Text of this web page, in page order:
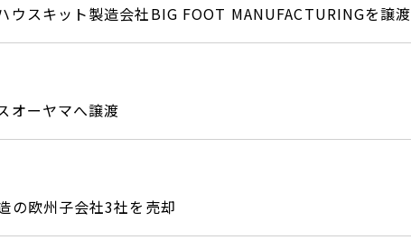
スキット製造会社BIG FOOT MANUFACTURINGを譲渡
オーヤマへ譲渡
の欧州子会社3社を売却